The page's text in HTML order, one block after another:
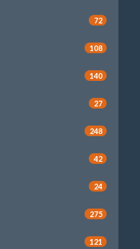
72
108
140
27
248
42
24
275
121